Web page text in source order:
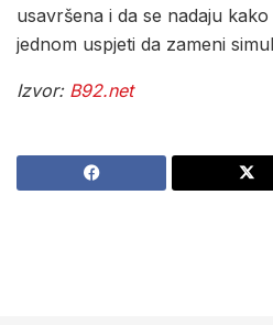
usavršena i da se nadaju
jednom uspjeti da zameni
Izvor: B92.net